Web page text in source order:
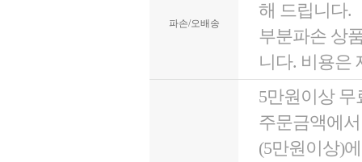
파손/오배송
해 드립니다.
부분파손 상
니다. 비용은
5만원이상
주문금액에
(5만원이상)